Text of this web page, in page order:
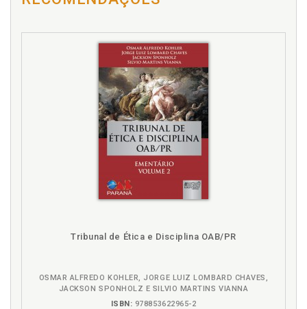
Competição por pupilagem na Ordem dos
Advogados da Inglaterra e País de Gales (2000-
2004). Anna Zimdars, p. 261
Culpa. Moral ou natureza: negociar a qualificação da
culpa em um caso egípcio de homossexualidade.
Baudouin Dupret / Jean-Noël Ferrié, p. 91
Direito como veículo. Retrato sociológico de um
litigante. François Buton, p. 159
Direito de esquerda? Renovação das práticas
Direito. Apresentação. Por uma sociologia empírica
Direito. Metodologias empíricas aplicadas ao direito,
Tribunal de Ética e Disciplina OAB/PR
OSMAR ALFREDO KOHLER, JORGE LUIZ LOMBARD CHAVES,
JACKSON SPONHOLZ E SILVIO MARTINS VIANNA
ISBN: 978853622965-2